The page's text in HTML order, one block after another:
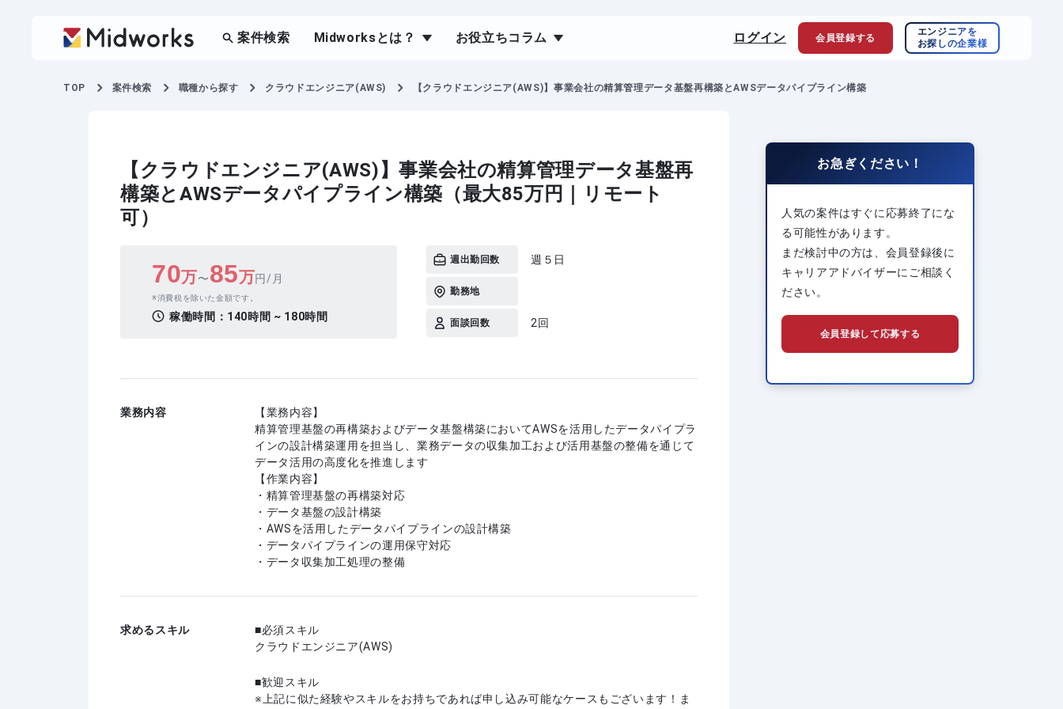
案件検索 Midworksとは？ お役立ちコラム ログイン 会員登録する
エンジニアを
お探しの企業様
TOP 案件検索 職種から探す クラウドエンジニア(AWS) 【クラウドエンジニア(AWS)】事業会社の精算管理データ基盤再構築とAWSデータパイプライン構築
【クラウドエンジニア(AWS)】事業会社の精算管理データ基盤再
構築とAWSデータパイプライン構築（最大85万円｜リモート
可）
70万〜85万円/月
消費税を除いた金額です。
稼働時間： 140時間 ~ 180時間
週出勤回数 週５日
勤務地
面談回数 2回
業務内容
【業務内容】
精算管理基盤の再構築およびデータ基盤構築においてAWSを活用したデータパイプラ
インの設計構築運用を担当し、業務データの収集加工および活用基盤の整備を通じて
データ活用の高度化を推進します
【作業内容】
・精算管理基盤の再構築対応
・データ基盤の設計構築
・AWSを活用したデータパイプラインの設計構築
・データパイプラインの運用保守対応
・データ収集加工処理の整備
求めるスキル
必須スキル
クラウドエンジニア(AWS)
歓迎スキル
上記に似た経験やスキルをお持ちであれば申し込み可能なケースもございます！ま
お急ぎください！
人気の案件はすぐに応募終了にな
る可能性があります。
まだ検討中の方は、会員登録後に
キャリアアドバイザーにご相談く
ださい。
会員登録して応募する